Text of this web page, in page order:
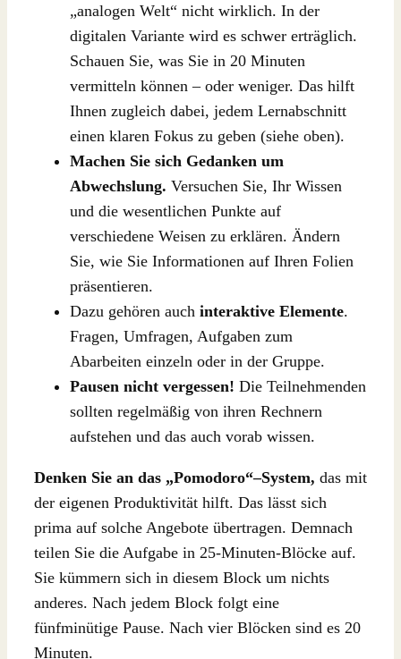
„analogen Welt“ nicht wirklich. In der
digitalen Variante wird es schwer erträglich.
Schauen Sie, was Sie in 20 Minuten
vermitteln können – oder weniger. Das hilft
Ihnen zugleich dabei, jedem Lernabschnitt
einen klaren Fokus zu geben (siehe oben).
Machen Sie sich Gedanken um
Abwechslung. Versuchen Sie, Ihr Wissen
und die wesentlichen Punkte auf
verschiedene Weisen zu erklären. Ändern
Sie, wie Sie Informationen auf Ihren Folien
präsentieren.
Dazu gehören auch interaktive Elemente.
Fragen, Umfragen, Aufgaben zum
Abarbeiten einzeln oder in der Gruppe.
Pausen nicht vergessen! Die Teilnehmenden
sollten regelmäßig von ihren Rechnern
aufstehen und das auch vorab wissen.
Denken Sie an das „Pomodoro“–System, das mit
der eigenen Produktivität hilft. Das lässt sich
prima auf solche Angebote übertragen. Demnach
teilen Sie die Aufgabe in 25-Minuten-Blöcke auf.
Sie kümmern sich in diesem Block um nichts
anderes. Nach jedem Block folgt eine
fünfminütige Pause. Nach vier Blöcken sind es 20
Minuten.